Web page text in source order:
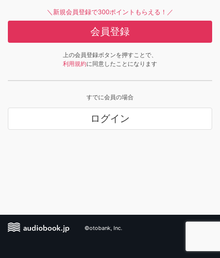
＼新規会員登録で300ポイントもらえる！／
会員登録
上の会員登録ボタンを押すことで、
利用規約に同意したことになります
すでに会員の場合
ログイン
©otobank, Inc.